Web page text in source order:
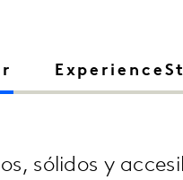
sólidos y